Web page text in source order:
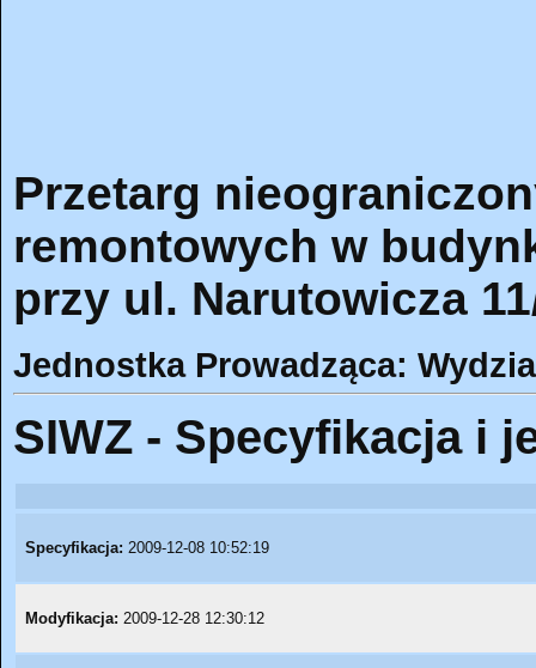
Przetarg
remontowych w
przy ul. Narutowicza
Jednostka Prowadząca:
SIWZ - Specyfikacja i
Specyfikacja: 2009-12-08 10:52:19
Modyfikacja: 2009-12-28 12:30:12